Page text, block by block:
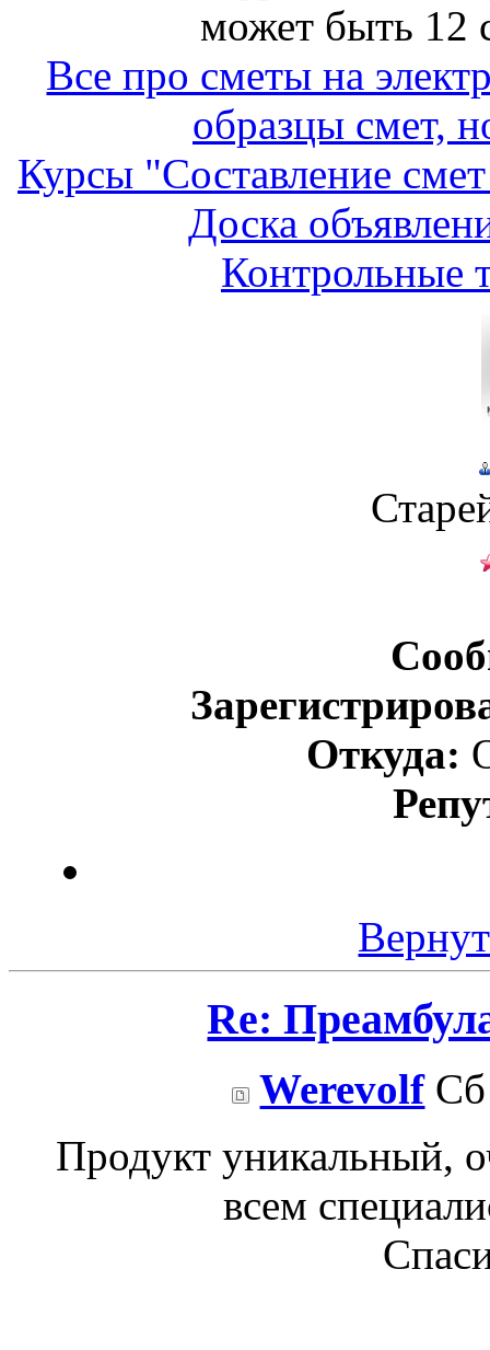
может быть 12
Все про сметы на
образцы смет,
Курсы "Составление
Доска
Контрольные
Откуда:
Re:
WerevolfСб
Продукт уникальный,
всем